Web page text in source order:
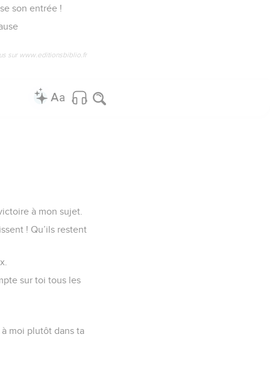
son entrée !
sur www.editionsbiblio.fr
à mon sujet.
! Qu’ils restent
sur toi tous les
moi plutôt dans ta